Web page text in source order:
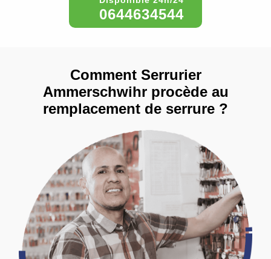
0644634544
Comment Serrurier
Ammerschwihr procède au
remplacement de serrure ?